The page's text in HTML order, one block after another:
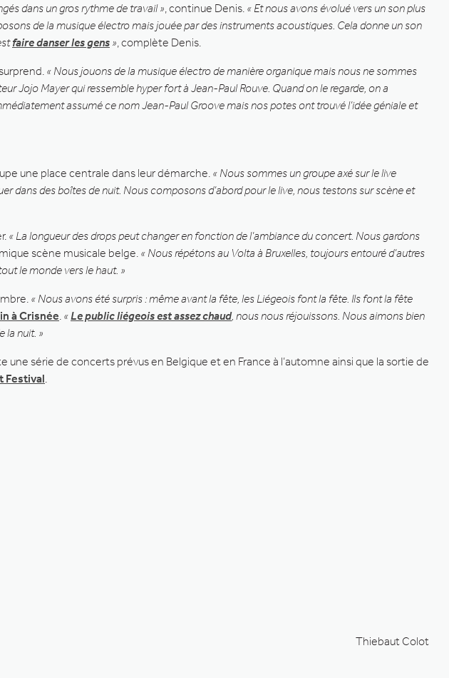
dans un gros rythme de travail », continue Denis. « Et nous avons évolué vers un son plus
de la musique électro mais jouée par des instruments acoustiques. Cela donne un son
faire danser les gens », complète Denis.
« Nous jouons de la musique électro de manière organique mais nous ne sommes
Jojo Mayer qui ressemble hyper fort à Jean-Paul Rouve. Quand on le regarde, on a
assumé ce nom Jean-Paul Groove mais nos potes ont trouvé l’idée géniale et
une place centrale dans leur démarche. « Nous sommes un groupe axé sur le live
dans des boîtes de nuit. Nous composons d’abord pour le live, nous testons sur scène et
« La longueur des drops peut changer en fonction de l’ambiance du concert. Nous gardons
scène musicale belge. « Nous répétons au Volta à Bruxelles, toujours entouré d’autres
le monde vers le haut. »
« Nous avons été surpris : même avant la fête, les Liégeois font la fête. Ils font la fête
à Crisnée. «Le public liégeois est assez chaud, nous nous réjouissons. Nous aimons bien
la nuit. »
série de concerts prévus en Belgique et en France à l’automne ainsi que la sortie de
Festival.
Thiebaut Colot